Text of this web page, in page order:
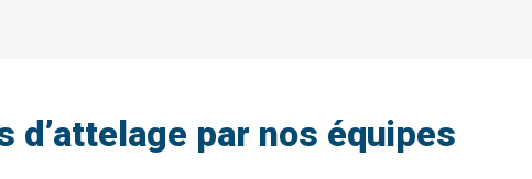
d’attelage par nos équipes